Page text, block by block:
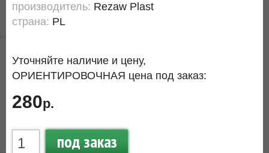
производитель: Rezaw Plast
страна: PL
Уточняйте наличие и цену,
ОРИЕНТИРОВОЧНАЯ цена под заказ:
280р.
под заказ